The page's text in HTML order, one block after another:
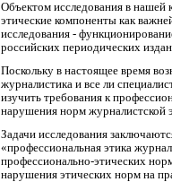
Объектом исследования в нашей
этические компоненты как
исследования -
российских периодических
Поскольку в настоящее время
журналистика и все ли
изучить требования к
нарушения норм журналистской
Задачи исследования
«профессиональная этика
профессионально-этических
нарушения этических норм на